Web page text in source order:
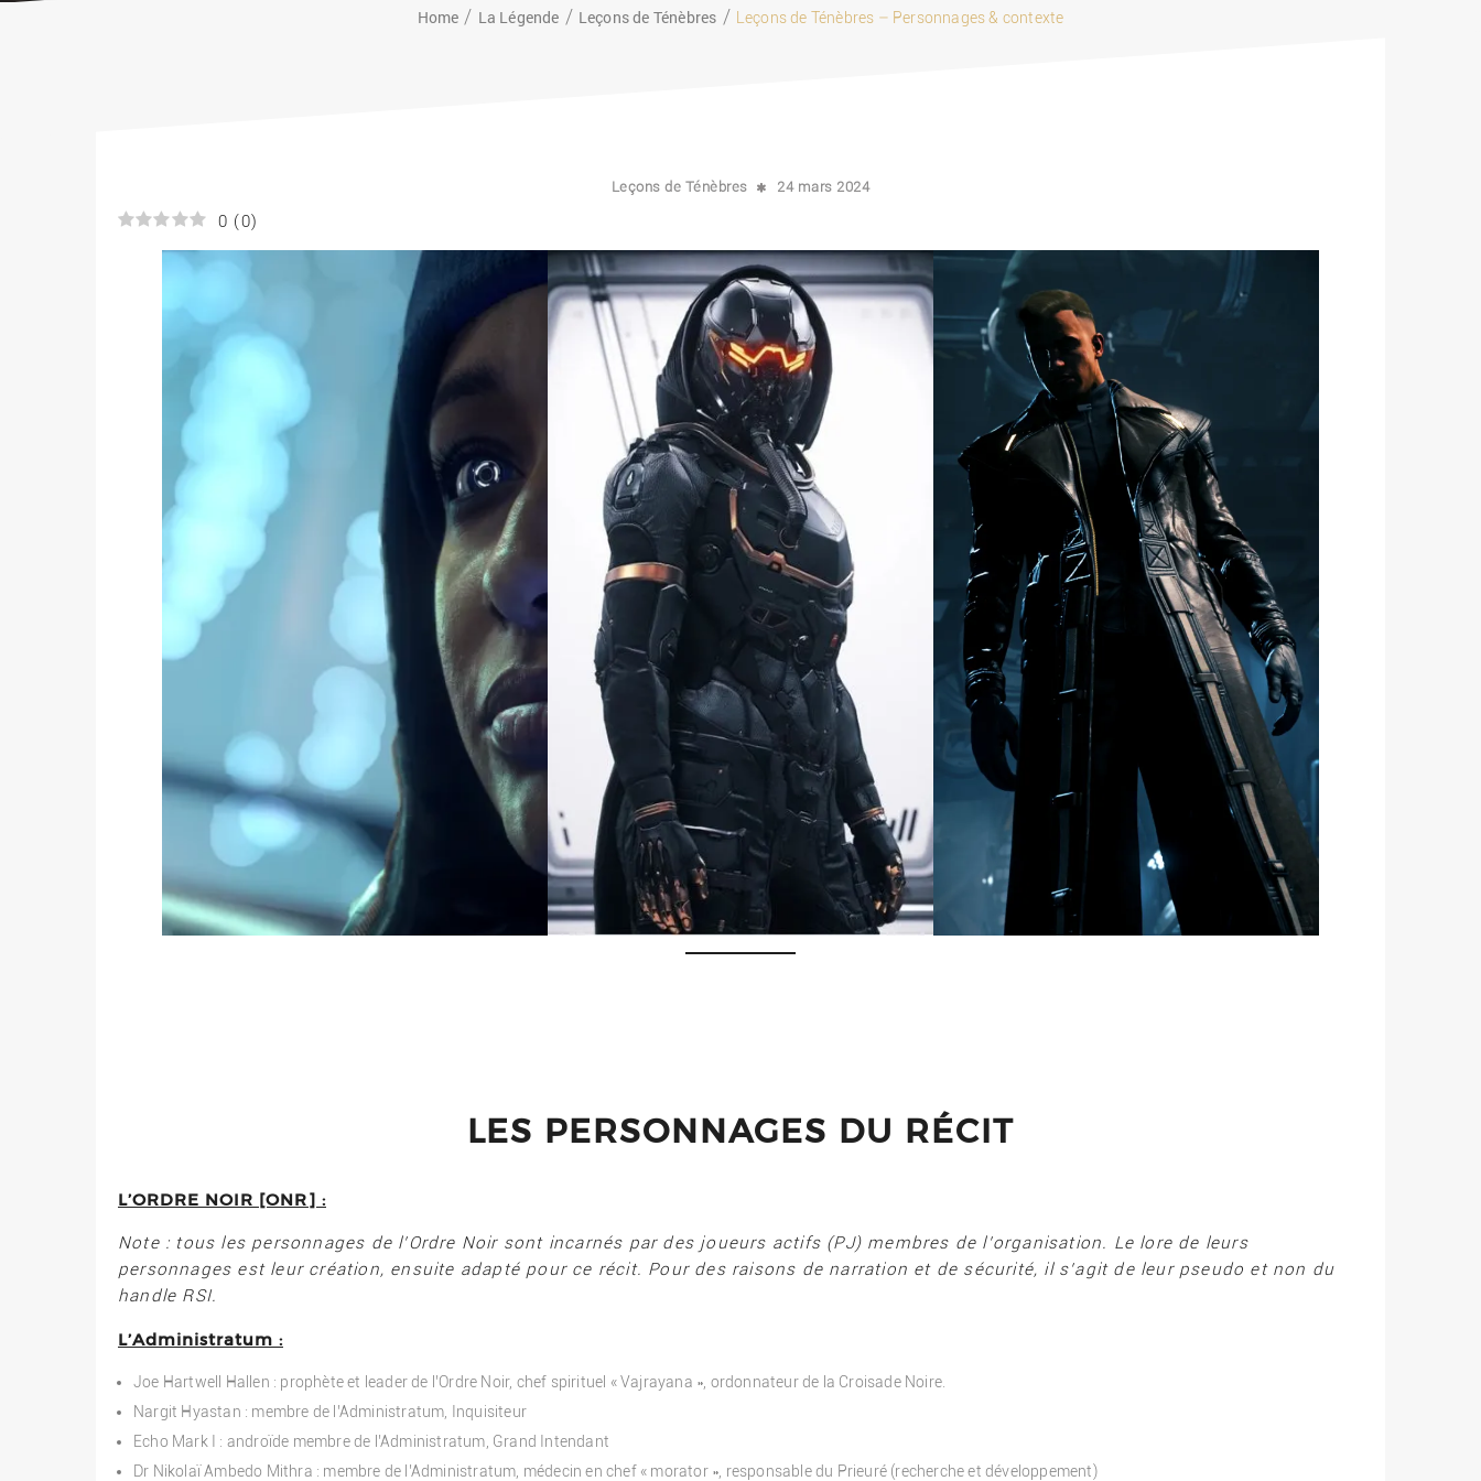
Home La Légende Leçons de Ténèbres Leçons de Ténèbres – Personnages & contexte
Leçons de Ténèbres 24 mars 2024
0 (0)
LES PERSONNAGES DU RÉCIT
L’ORDRE NOIR [ONR] :
Note : tous les personnages de l’Ordre Noir sont incarnés par des joueurs actifs (PJ) membres de l’organisation. Le lore de leurs
personnages est leur création, ensuite adapté pour ce récit. Pour des raisons de narration et de sécurité, il s’agit de leur pseudo et non du
handle RSI.
L’Administratum :
Joe Hartwell Hallen : prophète et leader de l’Ordre Noir, chef spirituel « Vajrayana », ordonnateur de la Croisade Noire.
Nargit Hyastan : membre de l’Administratum, Inquisiteur
Echo Mark I : androïde membre de l’Administratum, Grand Intendant
Dr Nikolaï Ambedo Mithra : membre de l’Administratum, médecin en chef « morator », responsable du Prieuré (recherche et développement)